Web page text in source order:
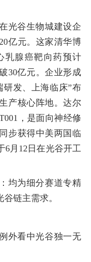
光谷生物城建设企
亿元。这家清华博
乳腺癌靶向药预计
30亿元。企业形成
研发、上海临床”布
产核心阵地。达尔
，是面向神经修
步获得中美两国临
6月12日在光谷开工
均为细分赛道专精
链主需求。
外看中光谷独一无